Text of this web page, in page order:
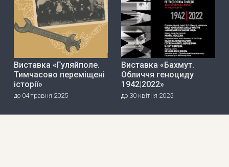
Виставка «Гуляйполе.
Тимчасово переміщені
історії»
до 04 травня 2025
Виставка «Бахмут.
Обличчя геноциду
1942|2022»
до 30 квітня 2025